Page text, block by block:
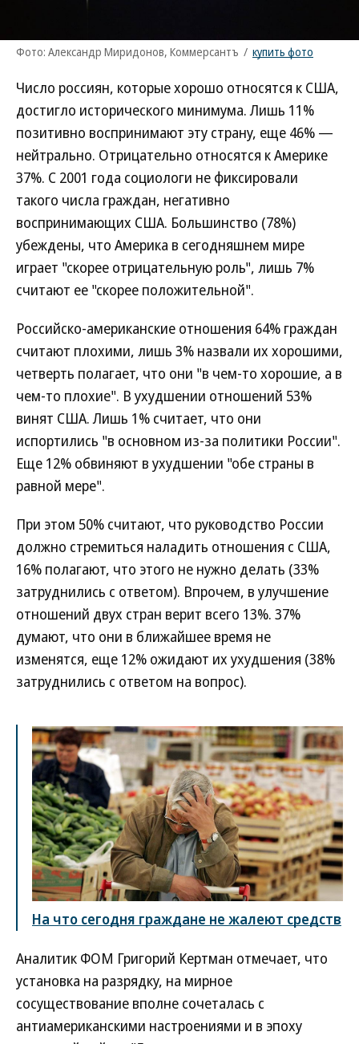
Фото: Александр Миридонов, Коммерсантъ / купить фото
Число россиян, которые хорошо относятся к США,
достигло исторического минимума. Лишь 11%
позитивно воспринимают эту страну, еще 46% —
нейтрально. Отрицательно относятся к Америке
37%. С 2001 года социологи не фиксировали
такого числа граждан, негативно
воспринимающих США. Большинство (78%)
убеждены, что Америка в сегодняшнем мире
играет "скорее отрицательную роль", лишь 7%
считают ее "скорее положительной".
Российско-американские отношения 64% граждан
считают плохими, лишь 3% назвали их хорошими,
четверть полагает, что они "в чем-то хорошие, а в
чем-то плохие". В ухудшении отношений 53%
винят США. Лишь 1% считает, что они
испортились "в основном из-за политики России".
Еще 12% обвиняют в ухудшении "обе страны в
равной мере".
При этом 50% считают, что руководство России
должно стремиться наладить отношения с США,
16% полагают, что этого не нужно делать (33%
затруднились с ответом). Впрочем, в улучшение
отношений двух стран верит всего 13%. 37%
думают, что они в ближайшее время не
изменятся, еще 12% ожидают их ухудшения (38%
затруднились с ответом на вопрос).
На что сегодня граждане не жалеют средств
Аналитик ФОМ Григорий Кертман отмечает, что
установка на разрядку, на мирное
сосуществование вполне сочеталась с
антиамериканскими настроениями и в эпоху